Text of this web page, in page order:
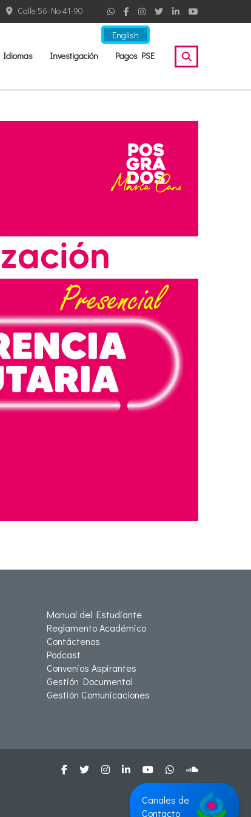
English
Calle 56 No 41-90
Idiomas Investigación Pagos PSE
Manual del Estudiante
Reglamento Académico
Contáctenos
Podcast
Convenios Aspirantes
Gestión Documental
Gestión Comunicaciones
Canales de
Contacto